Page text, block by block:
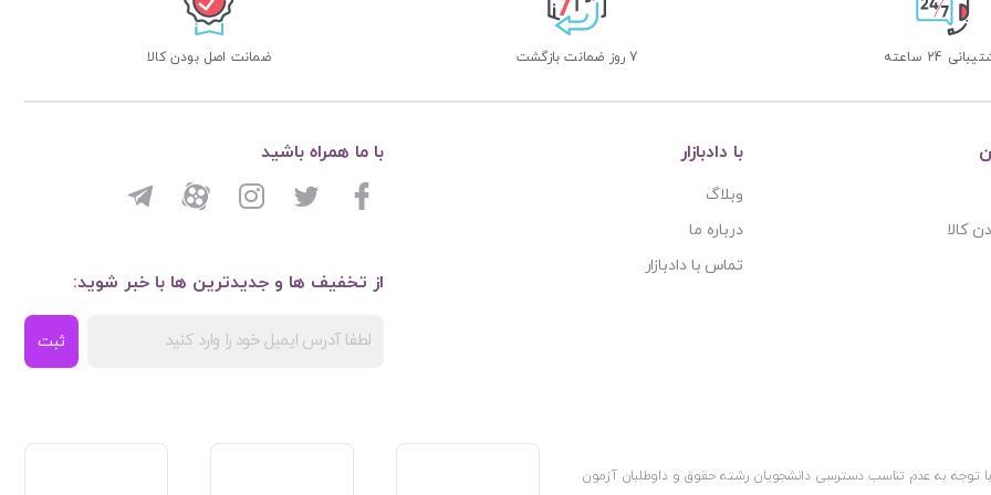
24 ساعته 7 روز ضمانت بازگشت ضمانت اصل بودن کالا
کالا
با دادبازار
وبلاگ
درباره ما
تماس با دادبازار
از تخفیف ها و جدیدترین ها با خبر شوید:
ثبت
با ما همراه باشید
توجه به عدم تناسب دسترسی دانشجویان رشته حقوق و داوطلبان آزمون